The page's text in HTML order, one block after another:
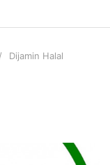
Dijamin Halal